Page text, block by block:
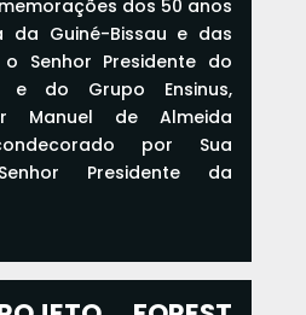
dos 50 anos
da Guiné-Bissau e das
Senhor Presidente do
e do Grupo Ensinus,
Manuel de Almeida
por Sua
Presidente da